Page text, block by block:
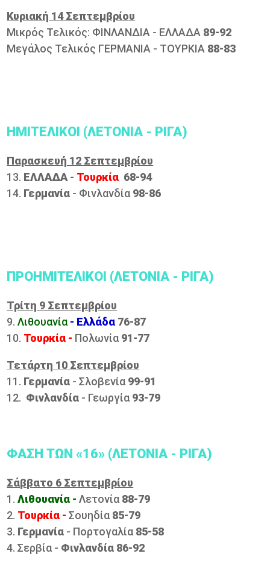
Κυριακή 14 Σεπτεμβρίου
Μικρός Τελικός: ΦΙΝΛΑΝΔΙΑ - ΕΛΛΑΔΑ 89-92
Μεγάλoς Τελικός ΓΕΡΜΑΝΙΑ - ΤΟΥΡΚΙΑ 88-83
ΗΜΙΤΕΛΙΚΟΙ (ΛΕΤΟΝΙΑ - ΡΙΓΑ)
Παρασκευή 12 Σεπτεμβρίου
13. ΕΛΛΑΔΑ- Τουρκία 68-94
14. Γερμανία - Φινλανδία98-86
ΠΡΟΗΜΙΤΕΛΙΚΟΙ (ΛΕΤΟΝΙΑ - ΡΙΓΑ)
Τρίτη 9 Σεπτεμβρίου
9.Λιθουανία- Ελλάδα 76-87
10. Τουρκία - Πολωνία91-77
Τετάρτη 10 Σεπτεμβρίου
11. Γερμανία - Σλοβενία99-91
12. Φινλανδία - Γεωργία93-79
ΦΑΣΗ ΤΩΝ «16» (ΛΕΤΟΝΙΑ - ΡΙΓΑ)
Σάββατο 6 Σεπτεμβρίου
1.Λιθουανία -Λετονία88-79
2. Τουρκία -Σουηδία 85-79
3. Γερμανία - Πορτογαλία85-58
4. Σερβία - Φινλανδία 86-92